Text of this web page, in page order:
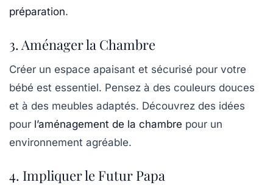
préparation.
3. Aménager la Chambre
Créer un espace apaisant et sécurisé pour votre
bébé est essentiel. Pensez à des couleurs douces
et à des meubles adaptés. Découvrez des idées
pour l’aménagement de la chambre pour un
environnement agréable.
4. Impliquer le Futur Papa